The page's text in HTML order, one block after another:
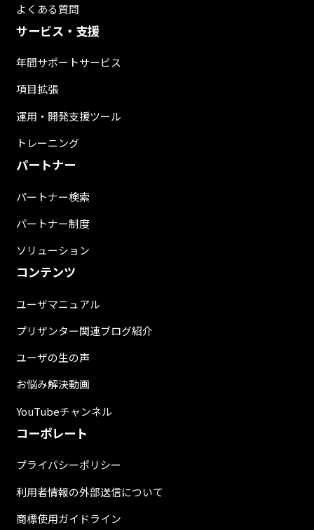
よくある質問
サービス・支援
年間サポートサービス
項目拡張
運用・開発支援ツール
トレーニング
パートナー
パートナー検索
パートナー制度
ソリューション
コンテンツ
ユーザマニュアル
プリザンター関連ブログ紹介
ユーザの生の声
お悩み解決動画
YouTubeチャンネル
コーポレート
プライバシーポリシー
利用者情報の外部送信について
商標使用ガイドライン